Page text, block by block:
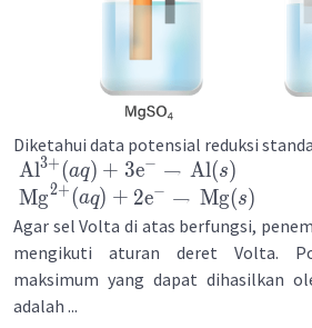
Diketahui data potensial reduksi
Al3+(aq) + 3e− → Al(s)
Mg2+(aq) + 2e− → Mg(s)
Agar sel Volta di atas berfungsi,
mengikuti aturan deret Volta.
maksimum yang dapat dihasilkan
adalah ...